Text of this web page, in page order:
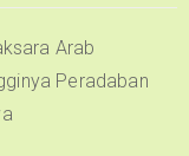
Arab
Peradaban